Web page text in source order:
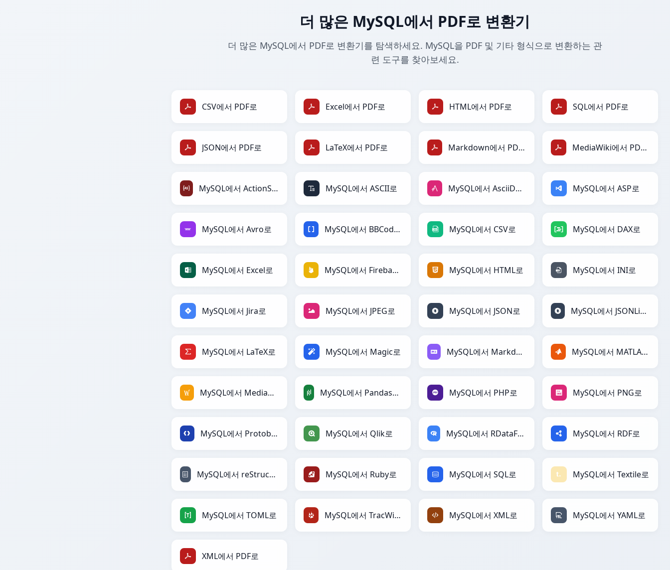
더 많은 MySQL에서 PDF로 변환기
더 많은 MySQL에서 PDF로 변환기를 탐색하세요. MySQL을 PDF 및 기타 형식으로 변환하는 관
련 도구를 찾아보세요.
CSV에서 PDF로 Excel에서 PDF로 HTML에서 PDF로 SQL에서 PDF로
JSON에서 PDF로 LaTeX에서 PDF로 Markdown에서 PDF로 MediaWiki에서 PDF로
MySQL에서 ActionScript로 MySQL에서 ASCII로 MySQL에서 AsciiDoc로 MySQL에서 ASP로
MySQL에서 Avro로 MySQL에서 BBCode로 MySQL에서 CSV로 MySQL에서 DAX로
MySQL에서 Excel로 MySQL에서 Firebase로 MySQL에서 HTML로 MySQL에서 INI로
MySQL에서 Jira로 MySQL에서 JPEG로 MySQL에서 JSON로 MySQL에서 JSONLines로
MySQL에서 LaTeX로 MySQL에서 Magic로 MySQL에서 Markdown로 MySQL에서 MATLAB로
MySQL에서 MediaWiki로 MySQL에서 PandasDataFrame로 MySQL에서 PHP로 MySQL에서 PNG로
MySQL에서 Protobuf로 MySQL에서 Qlik로 MySQL에서 RDataFrame로 MySQL에서 RDF로
MySQL에서 reStructuredText로 MySQL에서 Ruby로 MySQL에서 SQL로 MySQL에서 Textile로
MySQL에서 TOML로 MySQL에서 TracWiki로 MySQL에서 XML로 MySQL에서 YAML로
XML에서 PDF로